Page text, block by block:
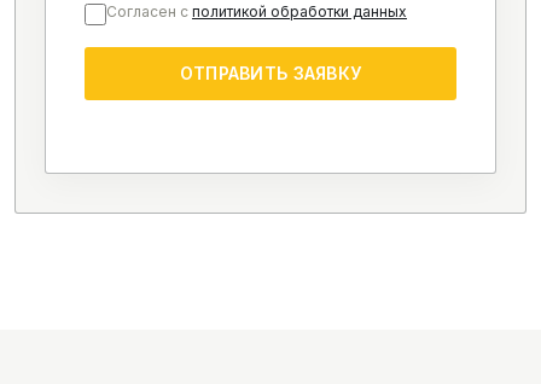
Согласен с политикой обработки данных
ОТПРАВИТЬ ЗАЯВКУ